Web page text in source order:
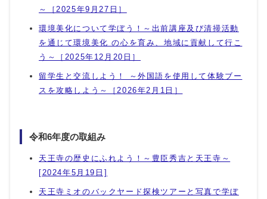
～［2025年9月27日］
環境美化について学ぼう！～出前講座及び清掃活動
を通じて環境美化 の心を育み、地域に貢献して行こ
う～［2025年12月20日］
留学生と交流しよう！ ～外国語を使用して体験ブー
スを攻略しよう～［2026年2月1日］
令和6年度の取組み
天王寺の歴史にふれよう！～豊臣秀吉と天王寺～
[2024年5月19日]
天王寺ミオのバックヤード探検ツアーと写真で学ぼ